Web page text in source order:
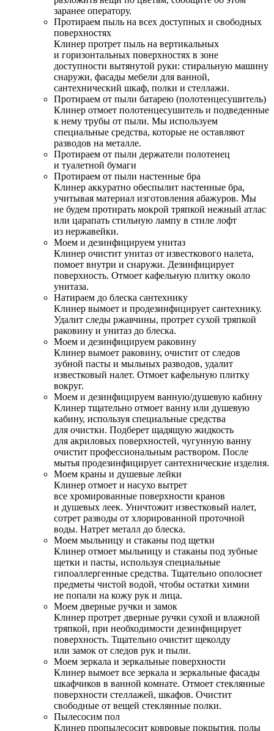
заранее оператору.
Протираем пыль на всех доступных и свободных
поверхностях
Клинер протрет пыль на вертикальных
и горизонтальных поверхностях в зоне
доступности вытянутой руки: стиральную машину
снаружи, фасады мебели для ванной,
сантехнический шкаф, полки и стеллажи.
Протираем от пыли батарею (полотенцесушитель)
Клинер отмоет полотенцесушитель и подведенные
к нему трубы от пыли. Мы используем
специальные средства, которые не оставляют
разводов на металле.
Протираем от пыли держатели полотенец
и туалетной бумаги
Протираем от пыли настенные бра
Клинер аккуратно обеспылит настенные бра,
учитывая материал изготовления абажуров. Мы
не будем протирать мокрой тряпкой нежный атлас
или царапать стильную лампу в стиле лофт
из нержавейки.
Моем и дезинфицируем унитаз
Клинер очистит унитаз от известкового налета,
помоет внутри и снаружи. Дезинфицирует
поверхность. Отмоет кафельную плитку около
унитаза.
Натираем до блеска сантехнику
Клинер вымоет и продезинфицирует сантехнику.
Удалит следы ржавчины, протрет сухой тряпкой
раковину и унитаз до блеска.
Моем и дезинфицируем раковину
Клинер вымоет раковину, очистит от следов
зубной пасты и мыльных разводов, удалит
известковый налет. Отмоет кафельную плитку
вокруг.
Моем и дезинфицируем ванную/душевую кабину
Клинер тщательно отмоет ванну или душевую
кабину, используя специальные средства
для очистки. Подберет щадящую жидкость
для акриловых поверхностей, чугунную ванну
очистит профессиональным раствором. После
мытья продезинфицирует сантехнические изделия.
Моем краны и душевые лейки
Клинер отмоет и насухо вытрет
все хромированные поверхности кранов
и душевых леек. Уничтожит известковый налет,
сотрет разводы от хлорированной проточной
воды. Натрет металл до блеска.
Моем мыльницу и стаканы под щетки
Клинер отмоет мыльницу и стаканы под зубные
щетки и пасты, используя специальные
гипоаллергенные средства. Тщательно ополоснет
предметы чистой водой, чтобы остатки химии
не попали на кожу рук и лица.
Моем дверные ручки и замок
Клинер протрет дверные ручки сухой и влажной
тряпкой, при необходимости дезинфицирует
поверхность. Тщательно очистит щеколду
или замок от следов рук и пыли.
Моем зеркала и зеркальные поверхности
Клинер вымоет все зеркала и зеркальные фасады
шкафчиков в ванной комнате. Отмоет стеклянные
поверхности стеллажей, шкафов. Очистит
свободные от вещей стеклянные полки.
Пылесосим пол
Клинер пропылесосит ковровые покрытия, полы